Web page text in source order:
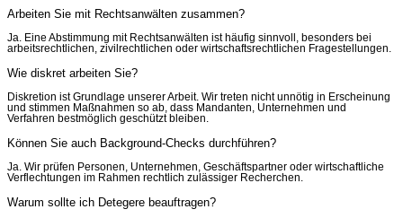
Arbeiten Sie mit Rechtsanwälten zusammen?
Ja. Eine Abstimmung mit Rechtsanwälten ist häufig sinnvoll, besonders bei
arbeitsrechtlichen, zivilrechtlichen oder wirtschaftsrechtlichen Fragestellungen.
Wie diskret arbeiten Sie?
Diskretion ist Grundlage unserer Arbeit. Wir treten nicht unnötig in Erscheinung
und stimmen Maßnahmen so ab, dass Mandanten, Unternehmen und
Verfahren bestmöglich geschützt bleiben.
Können Sie auch Background-Checks durchführen?
Ja. Wir prüfen Personen, Unternehmen, Geschäftspartner oder wirtschaftliche
Verflechtungen im Rahmen rechtlich zulässiger Recherchen.
Warum sollte ich Detegere beauftragen?